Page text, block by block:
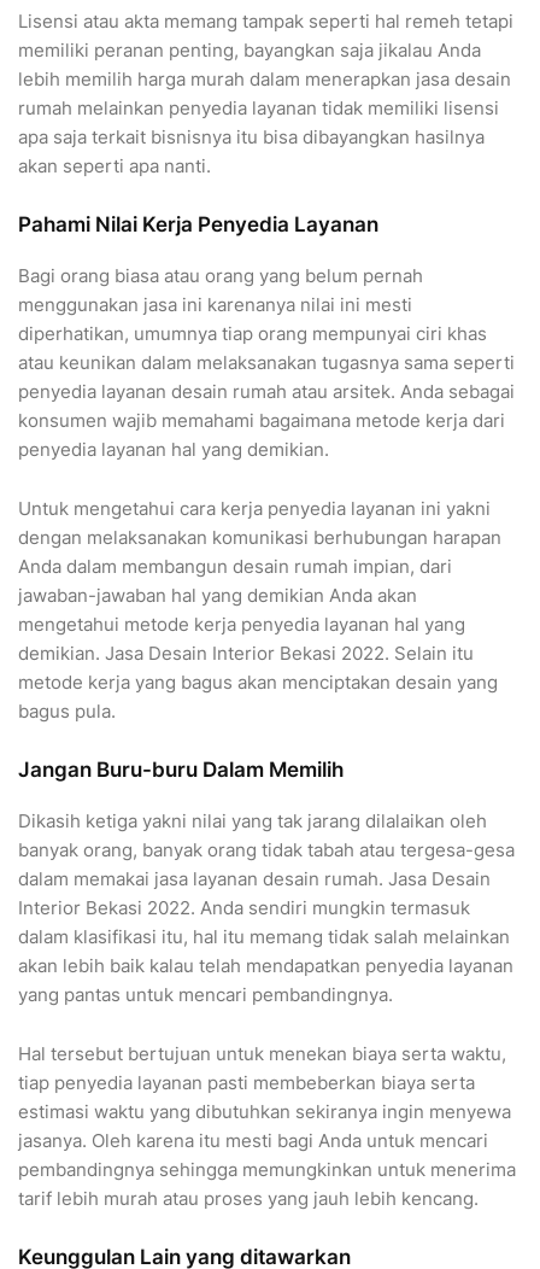
Lisensi atau akta memang tampak seperti hal remeh tetapi
memiliki peranan penting, bayangkan saja jikalau Anda
lebih memilih harga murah dalam menerapkan jasa desain
rumah melainkan penyedia layanan tidak memiliki lisensi
apa saja terkait bisnisnya itu bisa dibayangkan hasilnya
akan seperti apa nanti.
Pahami Nilai Kerja Penyedia Layanan
Bagi orang biasa atau orang yang belum pernah
menggunakan jasa ini karenanya nilai ini mesti
diperhatikan, umumnya tiap orang mempunyai ciri khas
atau keunikan dalam melaksanakan tugasnya sama seperti
penyedia layanan desain rumah atau arsitek. Anda sebagai
konsumen wajib memahami bagaimana metode kerja dari
penyedia layanan hal yang demikian.
Untuk mengetahui cara kerja penyedia layanan ini yakni
dengan melaksanakan komunikasi berhubungan harapan
Anda dalam membangun desain rumah impian, dari
jawaban-jawaban hal yang demikian Anda akan
mengetahui metode kerja penyedia layanan hal yang
demikian. Jasa Desain Interior Bekasi 2022. Selain itu
metode kerja yang bagus akan menciptakan desain yang
bagus pula.
Jangan Buru-buru Dalam Memilih
Dikasih ketiga yakni nilai yang tak jarang dilalaikan oleh
banyak orang, banyak orang tidak tabah atau tergesa-gesa
dalam memakai jasa layanan desain rumah. Jasa Desain
Interior Bekasi 2022. Anda sendiri mungkin termasuk
dalam klasifikasi itu, hal itu memang tidak salah melainkan
akan lebih baik kalau telah mendapatkan penyedia layanan
yang pantas untuk mencari pembandingnya.
Hal tersebut bertujuan untuk menekan biaya serta waktu,
tiap penyedia layanan pasti membeberkan biaya serta
estimasi waktu yang dibutuhkan sekiranya ingin menyewa
jasanya. Oleh karena itu mesti bagi Anda untuk mencari
pembandingnya sehingga memungkinkan untuk menerima
tarif lebih murah atau proses yang jauh lebih kencang.
Keunggulan Lain yang ditawarkan